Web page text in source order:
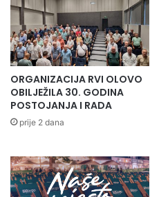
ORGANIZACIJA RVI OLOVO
OBILJEŽILA 30. GODINA
POSTOJANJA I RADA
prije 2 dana